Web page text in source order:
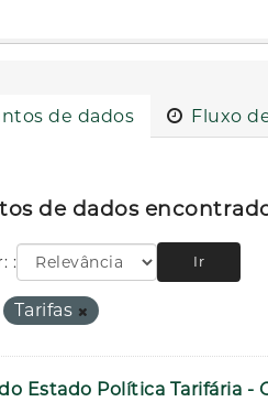
de dados Fluxo
de dados
Ir
Tarifas
Estado Política Tarifária -